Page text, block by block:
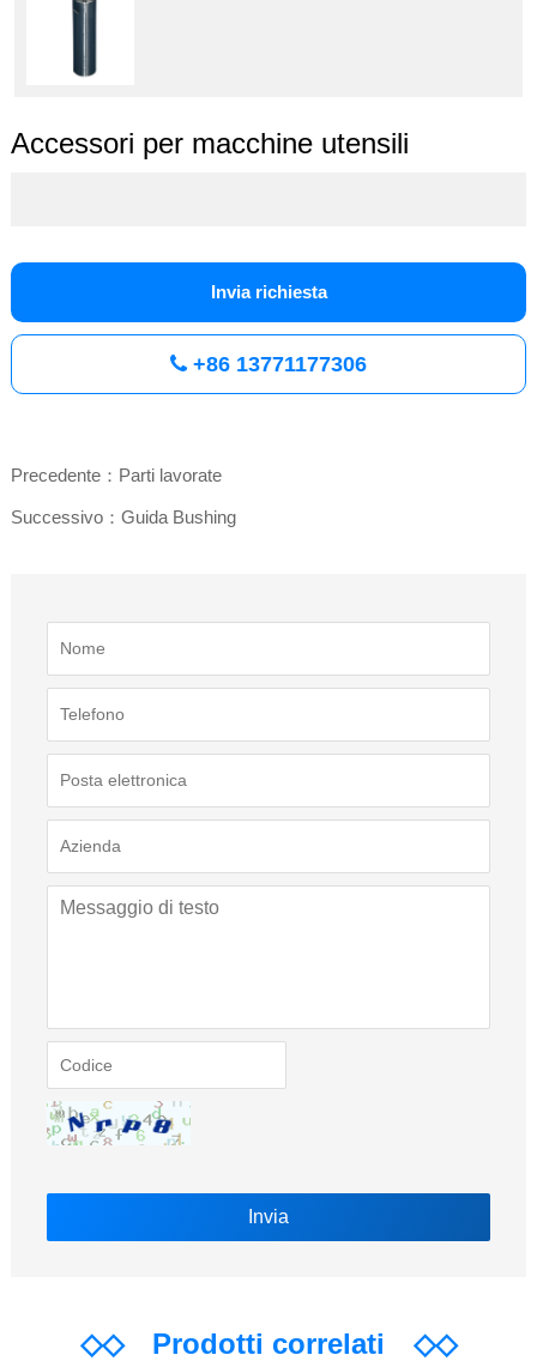
Accessori per macchine utensili
Invia richiesta
+86 13771177306
Precedente：Parti lavorate
Successivo：Guida Bushing
◇◇Prodotti correlati ◇◇